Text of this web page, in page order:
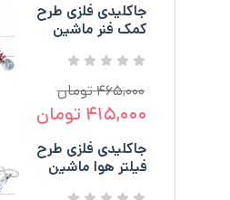
جاکلیدی فلزی طرح
کمک فنر ماشین
۴۶۵,۰۰۰تومان
۴۱۵,۰۰۰ تومان
جاکلیدی فلزی طرح
فیلتر هوا ماشین